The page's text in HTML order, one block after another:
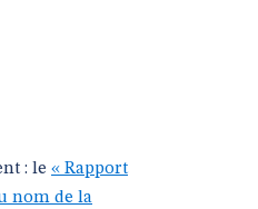
: le « Rapport
nom de la